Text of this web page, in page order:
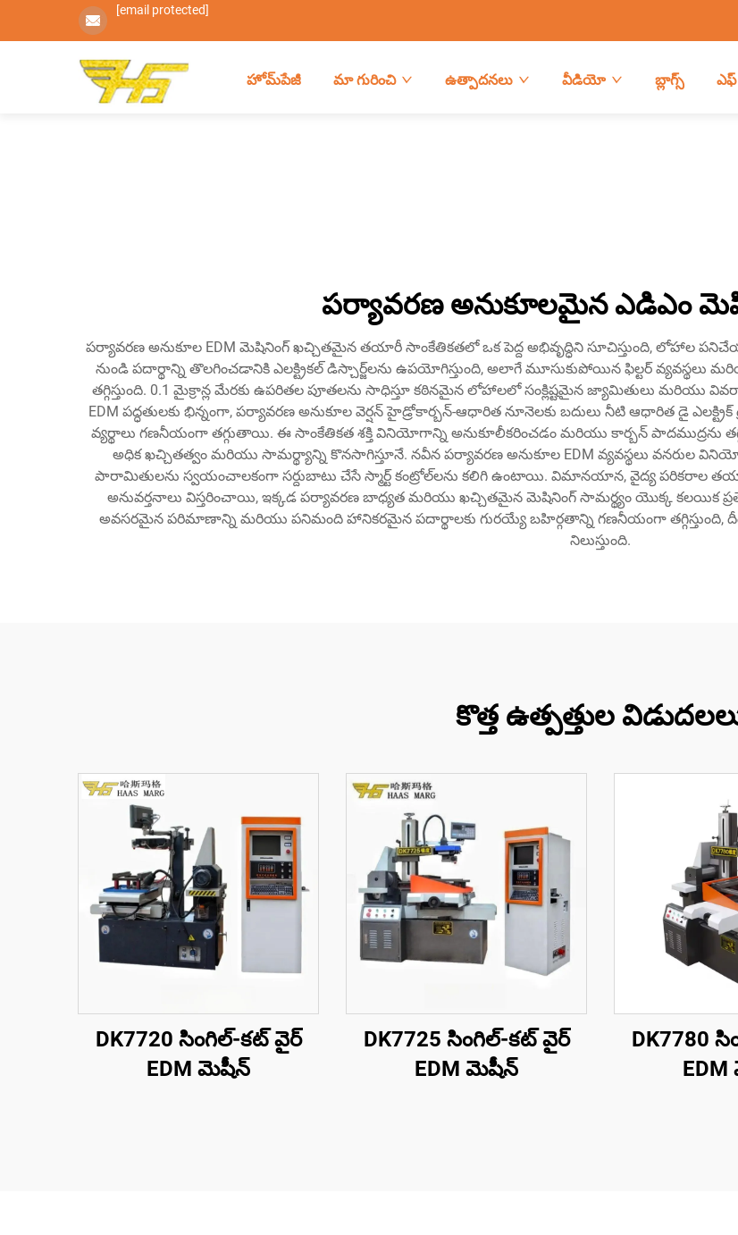
[email protected]
హోమ్‌పేజీ మా గురించి ఉత్పాదనలు వీడియో బ్లాగ్స్ ఎఫ్
పర్యావరణ అనుకూలమైన ఎడిఎం
పర్యావరణ అనుకూల EDM మెషినింగ్ ఖచ్చితమైన తయారీ సాంకేతికతలో ఒక పెద్ద అభివృద్ధిని సూచిస్తుంది, లోహాల
నుండి పదార్థాన్ని తొలగించడానికి ఎలక్ట్రికల్ డిస్చార్జ్‌లను ఉపయోగిస్తుంది, అలాగే మూసుకుపోయిన ఫిల్టర్ వ్యవస్థలు
తగ్గిస్తుంది. 0.1 మైక్రాన్ల మేరకు ఉపరితల పూతలను సాధిస్తూ కఠినమైన లోహాలలో సంక్లిష్టమైన జ్యామితులు మరియు
EDM పద్ధతులకు భిన్నంగా, పర్యావరణ అనుకూల వెర్షన్ హైడ్రోకార్బన్-ఆధారిత నూనెలకు బదులు నీటి ఆధారిత డై
వ్యర్థాలు గణనీయంగా తగ్గుతాయి. ఈ సాంకేతికత శక్తి వినియోగాన్ని అనుకూలీకరించడం మరియు కార్బన్ పాదముద్రను
అధిక ఖచ్చితత్వం మరియు సామర్థ్యాన్ని కొనసాగిస్తూనే. నవీన పర్యావరణ అనుకూల EDM వ్యవస్థలు వనరుల
పారామితులను స్వయంచాలకంగా సర్దుబాటు చేసే స్మార్ట్ కంట్రోల్‌లను కలిగి ఉంటాయి. విమానయాన, వైద్య పరికరాల
అనువర్తనాలు విస్తరించాయి, ఇక్కడ పర్యావరణ బాధ్యత మరియు ఖచ్చితమైన మెషినింగ్ సామర్థ్యం యొక్క కలయిక
అవసరమైన పరిమాణాన్ని మరియు పనిమంది హానికరమైన పదార్థాలకు గురయ్యే బహిర్గతాన్ని గణనీయంగా తగ్గిస్తుంది,
నిలుస్తుంది.
కొత్త ఉత్పత్తుల
DK7720 సింగిల్-కట్ వైర్
EDM మెషీన్
DK7725 సింగిల్-కట్ వైర్
EDM మెషీన్
DK7780